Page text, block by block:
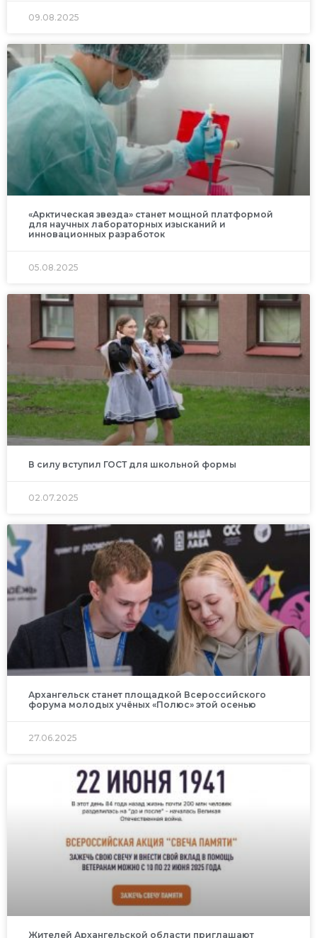
09.08.2025
«Арктическая звезда» станет мощной платформой
для научных лабораторных изысканий и
инновационных разработок
05.08.2025
В силу вступил ГОСТ для школьной формы
02.07.2025
Архангельск станет площадкой Всероссийского
форума молодых учёных «Полюс» этой осенью
27.06.2025
Жителей Архангельской области приглашают